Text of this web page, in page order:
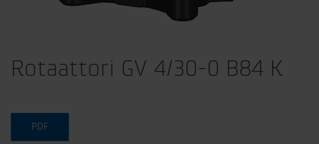
Rotaattori GV 4/30-0 B84 K
PDF